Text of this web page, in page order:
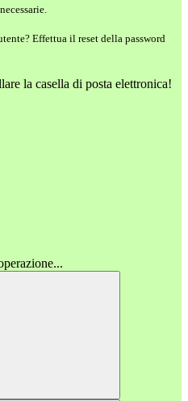
Effettua il reset della password
la casella di posta elettronica!